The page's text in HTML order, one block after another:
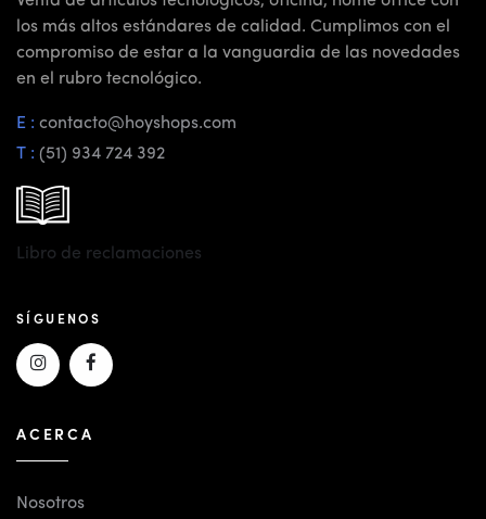
los más altos estándares de calidad. Cumplimos con el
compromiso de estar a la vanguardia de las novedades
en el rubro tecnológico.
E : contacto@hoyshops.com
T : (51) 934 724 392
Libro de reclamaciones
SÍGUENOS
ACERCA
Nosotros